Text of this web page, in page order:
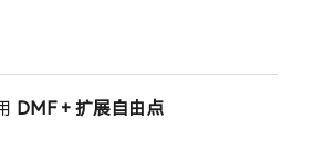
DMF + 扩展自由点